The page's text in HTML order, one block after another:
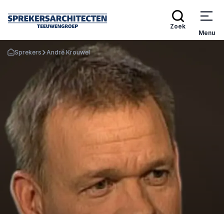
Zoek
Menu
Terug naar de startpagina
Sprekers André Krouwel